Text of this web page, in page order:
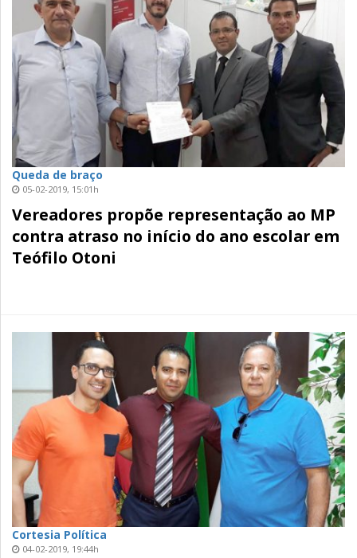
Queda de braço
05-02-2019, 15:01h
Vereadores propõe representação ao MP
contra atraso no início do ano escolar em
Teófilo Otoni
Cortesia Política
04-02-2019, 19:44h